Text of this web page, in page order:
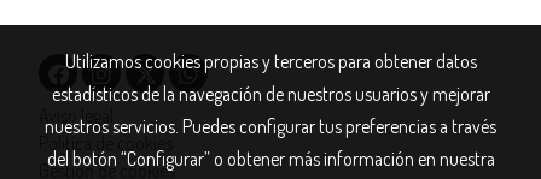
Aviso legal
Gestión de cookies
Utilizamos cookies propias y terceros para obtener datos
estadísticos de la navegación de nuestros usuarios y mejorar
nuestros servicios. Puedes configurar tus preferencias a través
del botón “Configurar” o obtener más información en nuestra